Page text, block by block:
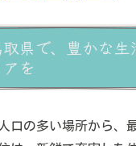
県で、豊かな生
を
口の多い場所から、